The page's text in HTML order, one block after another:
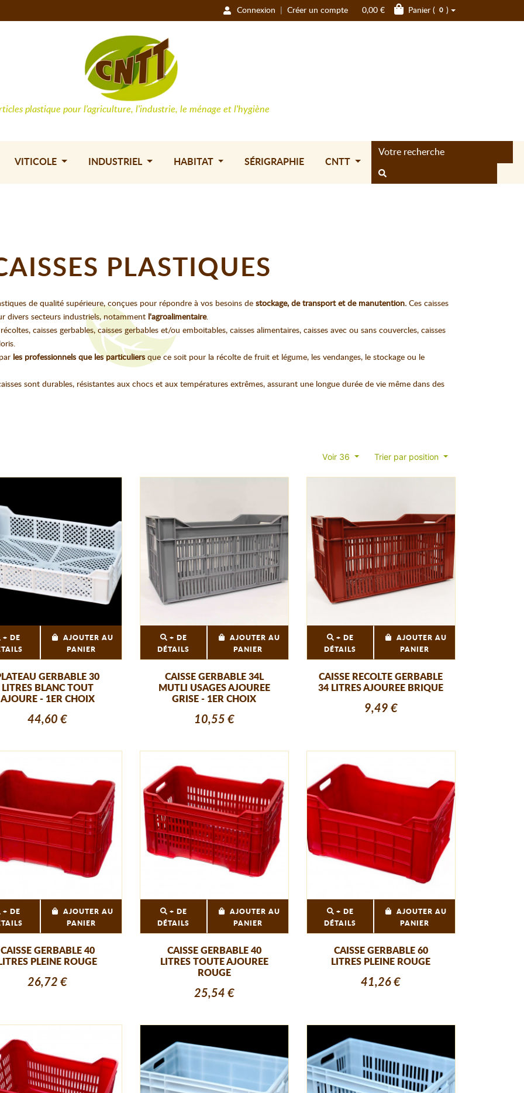
Connexion Créer un compte 0,00 € Panier ( 0 )
plastique pour l'agriculture, l'industrie, le ménage et l'hygiène
VITICOLE INDUSTRIEL HABITAT SÉRIGRAPHIE CNTT
PLASTIQUES
de qualité supérieure, conçues pour répondre à vos besoins de stockage, de transport et de manutention. Ces caisses
divers secteurs industriels, notamment l'agroalimentaire.
caisses gerbables, caisses gerbables et/ou emboitables, caisses alimentaires, caisses avec ou sans couvercles, caisses
les professionnels que les particuliers que ce soit pour la récolte de fruit et légume, les vendanges, le stockage ou le
sont durables, résistantes aux chocs et aux températures extrêmes, assurant une longue durée de vie même dans des
Voir 36 Trier par position
+ DE
AJOUTER AU
PANIER
GERBABLE 30
LITRES BLANC TOUT
AJOURE - 1ER CHOIX
44,60 €
+ DE
DÉTAILS
AJOUTER AU
PANIER
CAISSE GERBABLE 34L
MUTLI USAGES AJOUREE
GRISE - 1ER CHOIX
10,55 €
+ DE
DÉTAILS
AJOUTER AU
PANIER
CAISSE RECOLTE GERBABLE
34 LITRES AJOUREE BRIQUE
9,49 €
+ DE
AJOUTER AU
PANIER
CAISSE GERBABLE 40
PLEINE ROUGE
26,72 €
+ DE
DÉTAILS
AJOUTER AU
PANIER
CAISSE GERBABLE 40
LITRES TOUTE AJOUREE
ROUGE
25,54 €
+ DE
DÉTAILS
AJOUTER AU
PANIER
CAISSE GERBABLE 60
LITRES PLEINE ROUGE
41,26 €